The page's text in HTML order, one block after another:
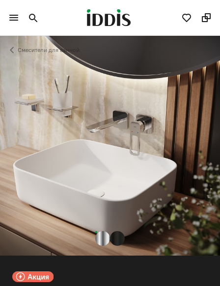
Смесители для ванной